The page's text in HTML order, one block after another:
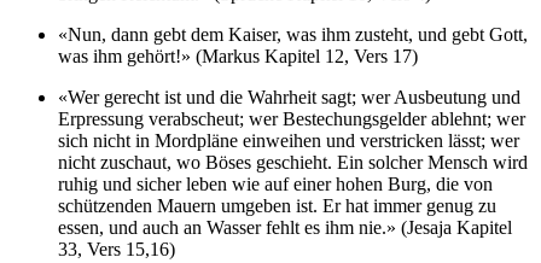
«Nun, dann gebt dem Kaiser, was ihm zusteht, und gebt Gott,
was ihm gehört!» (Markus Kapitel 12, Vers 17)
«Wer gerecht ist und die Wahrheit sagt; wer Ausbeutung und
Erpressung verabscheut; wer Bestechungsgelder ablehnt; wer
sich nicht in Mordpläne einweihen und verstricken lässt; wer
nicht zuschaut, wo Böses geschieht. Ein solcher Mensch wird
ruhig und sicher leben wie auf einer hohen Burg, die von
schützenden Mauern umgeben ist. Er hat immer genug zu
essen, und auch an Wasser fehlt es ihm nie.» (Jesaja Kapitel
33, Vers 15,16)